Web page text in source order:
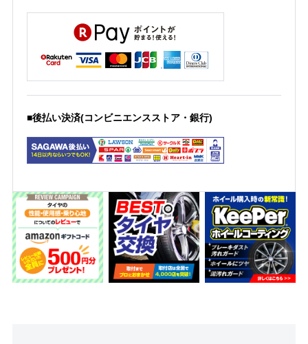
■後払い決済(コンビニエンスストア・銀行)